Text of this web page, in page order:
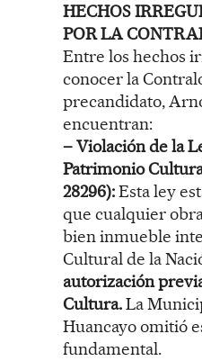
HECHOS
POR LA
Entre los hechos
conocer la
precandidato,
encuentran:
– Violación de la
Patrimonio
28296):Esta ley
que cualquier
bien inmueble
Cultural de la
autorización
Cultura.La
Huancayo omitió
fundamental.